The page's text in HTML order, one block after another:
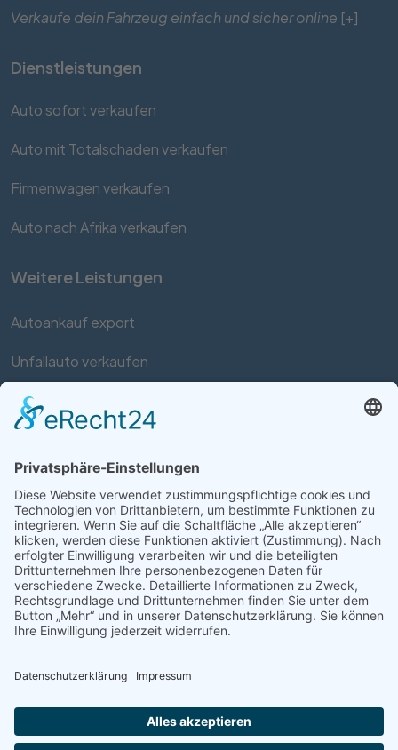
Verkaufe dein Fahrzeug einfach und sicher online [+]
Dienstleistungen
Auto sofort verkaufen
Auto mit Totalschaden verkaufen
Firmenwagen verkaufen
Auto nach Afrika verkaufen
Weitere Leistungen
Autoankauf export
Unfallauto verkaufen
Auto mit Motorschaden verkaufen
Support
Kontakt FAQ
Connect social
Datenschutz Impressum AGB Händler